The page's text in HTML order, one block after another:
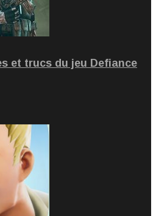
et trucs du jeu Defiance